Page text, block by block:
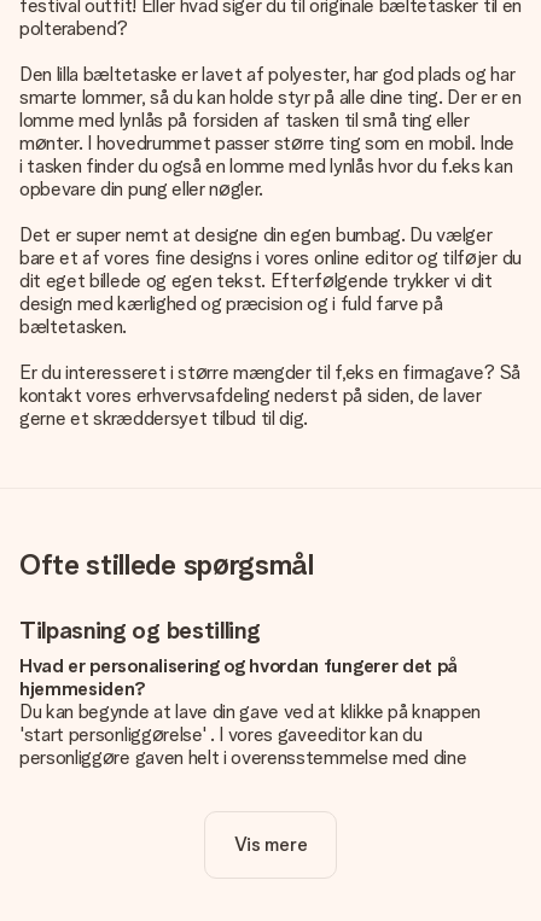
festival outfit! Eller hvad siger du til originale bæltetasker til en
polterabend?
Den lilla bæltetaske er lavet af polyester, har god plads og har
smarte lommer, så du kan holde styr på alle dine ting. Der er en
lomme med lynlås på forsiden af tasken til små ting eller
mønter. I hovedrummet passer større ting som en mobil. Inde
i tasken finder du også en lomme med lynlås hvor du f.eks kan
opbevare din pung eller nøgler.
Det er super nemt at designe din egen bumbag. Du vælger
bare et af vores fine designs i vores online editor og tilføjer du
dit eget billede og egen tekst. Efterfølgende trykker vi dit
design med kærlighed og præcision og i fuld farve på
bæltetasken.
Er du interesseret i større mængder til f,eks en firmagave? Så
kontakt vores erhvervsafdeling nederst på siden, de laver
gerne et skræddersyet tilbud til dig.
Ofte stillede spørgsmål
Tilpasning og bestilling
Hvad er personalisering og hvordan fungerer det på
hjemmesiden?
Du kan begynde at lave din gave ved at klikke på knappen
'start personliggørelse' . I vores gaveeditor kan du
personliggøre gaven helt i overensstemmelse med dine
Er personalisering inkluderet i prisen?
Prisen der vises på hjemmesiden omfatter personliggørelse
Vis mere